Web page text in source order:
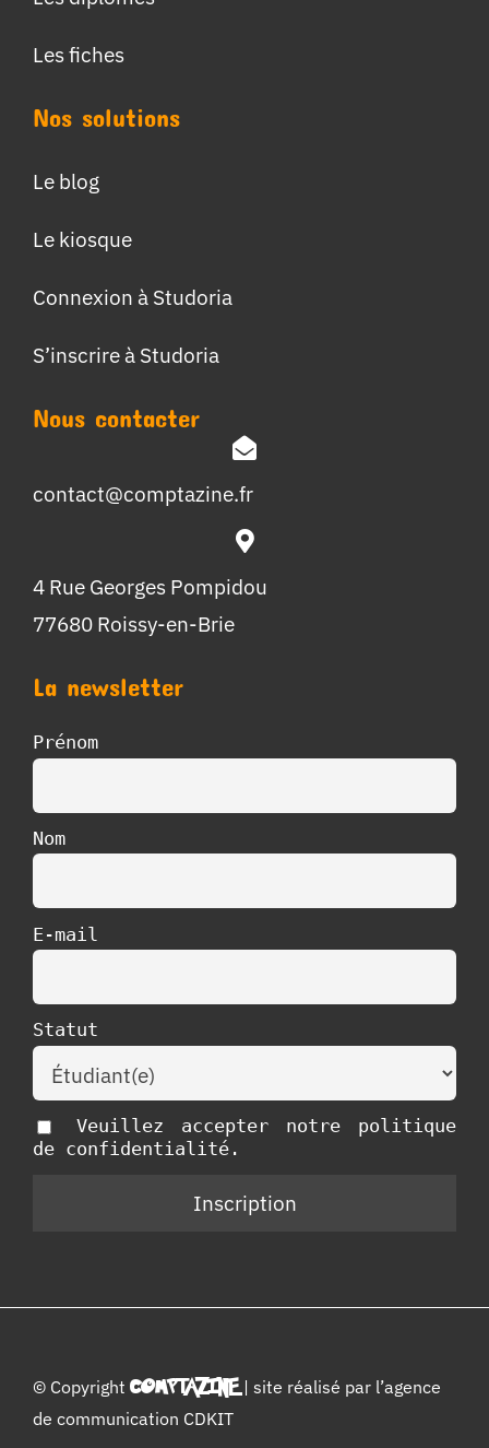
Les fiches
Nos solutions
Le blog
Le kiosque
Connexion à Studoria
S’inscrire à Studoria
Nous contacter
contact@comptazine.fr
4 Rue Georges Pompidou
77680 Roissy-en-Brie
La newsletter
Prénom
Nom
E-mail
Statut
Veuillez accepter notre politique
de confidentialité.
© Copyright COMPTAZINE| site réalisé par l’agence
de communication CDKIT